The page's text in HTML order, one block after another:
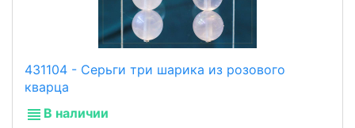
431104 - Серьги три шарика из розового
кварца
В наличии